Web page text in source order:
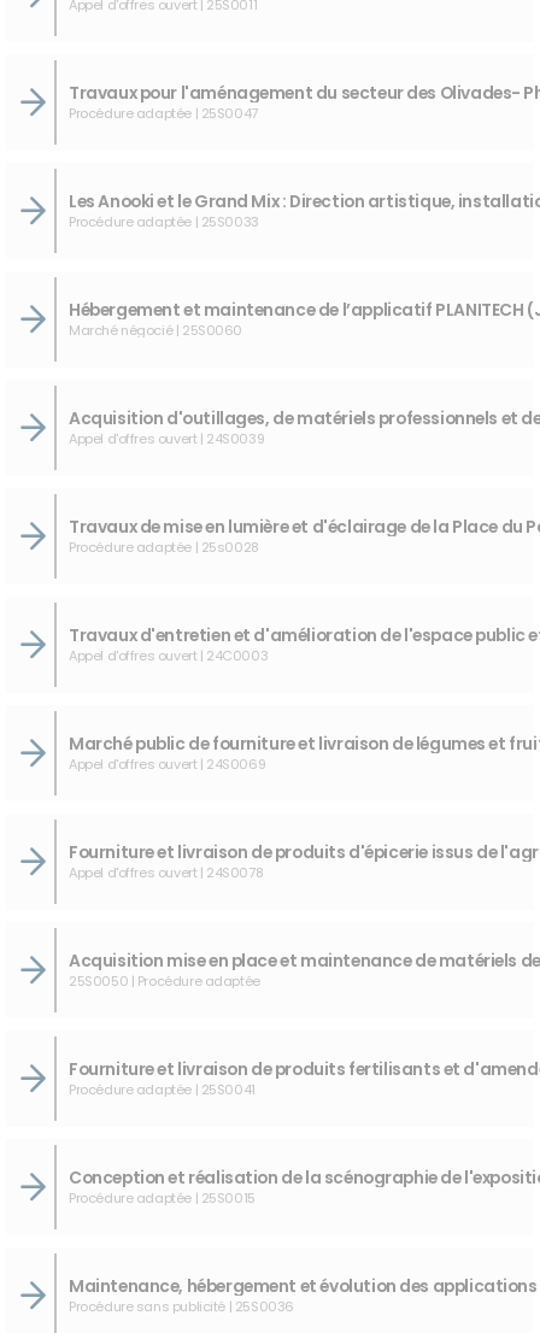
Appel d'offres ouvert | 25S0011
Procédure adaptée | 25S0047
Procédure adaptée | 25S0033
Marché négocié | 25S0060
Appel d'offres ouvert | 24S0039
Procédure adaptée | 25s0028
Appel d'offres ouvert | 24C0003
Appel d'offres ouvert | 24S0069
Appel d'offres ouvert | 24S0078
25S0050 | Procédure adaptée
Procédure adaptée | 25S0041
Procédure adaptée | 25S0015
Procédure sans publicité | 25S0036